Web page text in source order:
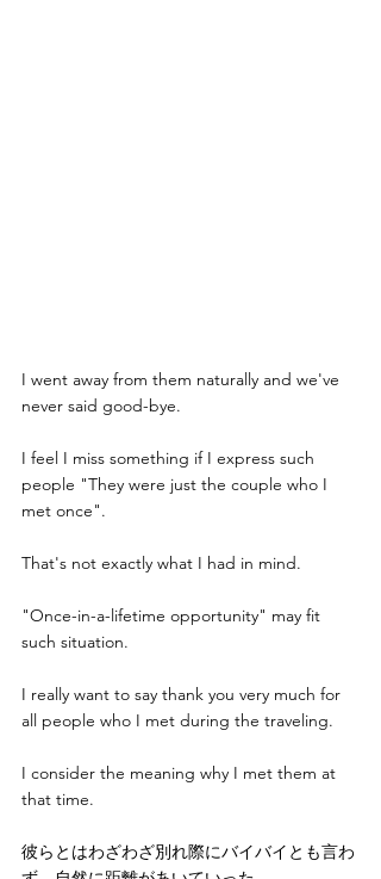
I went away from them naturally and we've
never said good-bye.
I feel I miss something if I express such
people "They were just the couple who I
met once".
That's not exactly what I had in mind.
"Once-in-a-lifetime opportunity" may fit
such situation.
I really want to say thank you very much for
all people who I met during the traveling.
I consider the meaning why I met them at
that time.
彼らとはわざわざ別れ際にバイバイとも言わ